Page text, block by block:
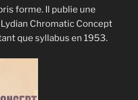
forme. Il publie une
Chromatic Concept
que syllabus en 1953.